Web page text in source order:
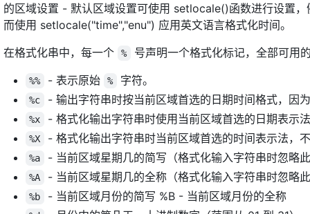
的区域设置 - 默认区域设置可使用 setlocale()函数进行设置
而使用 setlocale("time","enu") 应用英文语言格式化时间。
在格式化串中，每一个
% 号声明一个格式化标记，全部可用
%% - 表示原始 % 字符。
%c - 输出字符串时按当前区域首选的日期时间格式，因
%x - 格式化输出字符串时使用当前区域首选的日期表示
%X - 格式化输出字符串时当前区域首选的时间表示法，
%a - 当前区域星期几的简写（格式化输入字符串时忽略
%A - 当前区域星期几的全称（格式化输入字符串时忽略
%b - 当前区域月份的简写 %B - 当前区域月份的全称